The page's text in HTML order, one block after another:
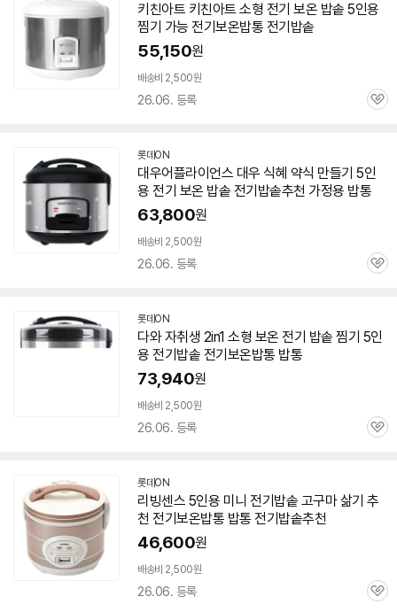
키친아트 키친아트 소형 전기 보온 밥솥 5인용
찜기 가능 전기보온밥통 전기밥솥
55,150원
배송비 2,500원
26.06. 등록
관
롯데ON
대우어플라이언스 대우 식혜 약식 만들기 5인
용 전기 보온 밥솥 전기밥솥추천 가정용 밥통
63,800원
배송비 2,500원
26.06. 등록
관
롯데ON
다와 자취생 2in1 소형 보온 전기 밥솥 찜기 5인
용 전기밥솥 전기보온밥통 밥통
73,940원
배송비 2,500원
26.06. 등록
관
롯데ON
리빙센스 5인용 미니 전기밥솥 고구마 삶기 추
천 전기보온밥통 밥통 전기밥솥추천
46,600원
배송비 2,500원
26.06. 등록
관